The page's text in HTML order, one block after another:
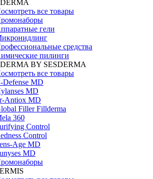
все товары
гели
средства
пилинги
BY SESDERMA
все товары
Defense MD
MD
MD
Filler Fillderma
360
Control
Control
Age MD
MD